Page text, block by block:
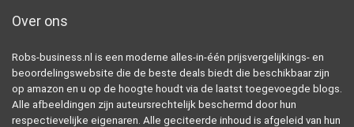
Over ons
Robs-business.nl is een moderne alles-in-één prijsvergelijkings- en
beoordelingswebsite die de beste deals biedt die beschikbaar zijn
op amazon en u op de hoogte houdt via de laatst toegevoegde blogs.
Alle afbeeldingen zijn auteursrechtelijk beschermd door hun
respectievelijke eigenaren. Alle geciteerde inhoud is afgeleid van hun